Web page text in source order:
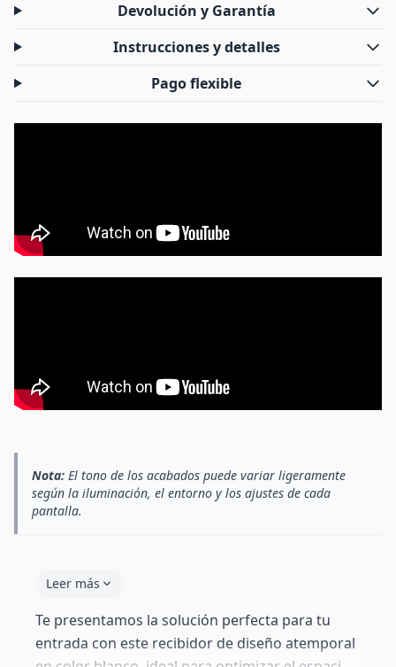
Devolución y Garantía
Instrucciones y detalles
Pago flexible
Nota: El tono de los acabados puede variar ligeramente
según la iluminación, el entorno y los ajustes de cada
pantalla.
Leer más
Te presentamos la solución perfecta para tu
entrada con este recibidor de diseño atemporal